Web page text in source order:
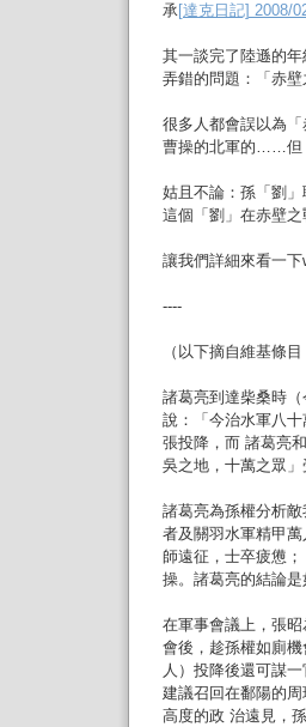
承[達克日記] 2008/
其一談完了陸遜的
弄錯的問題：「赤壁
很多人都會誤以為
曹操的北軍的……但
姑且不論：孫「劉
這個「劉」在赤壁之
讓我們詳細來看一
----
（以下摘自維基條目
諸葛亮到達柴桑時
說：「今治水軍八
張投降，而 諸葛亮
吳之地，十萬之眾
諸葛亮為孫權分析
者及關羽水軍精甲
師遠征，士卒疲憊
操。諸葛亮的結論是
在軍事會議上，張昭
會後，趁孫權如廁
人）投降後還可謀
建議召回在鄱陽的
高度的政 治遠見，